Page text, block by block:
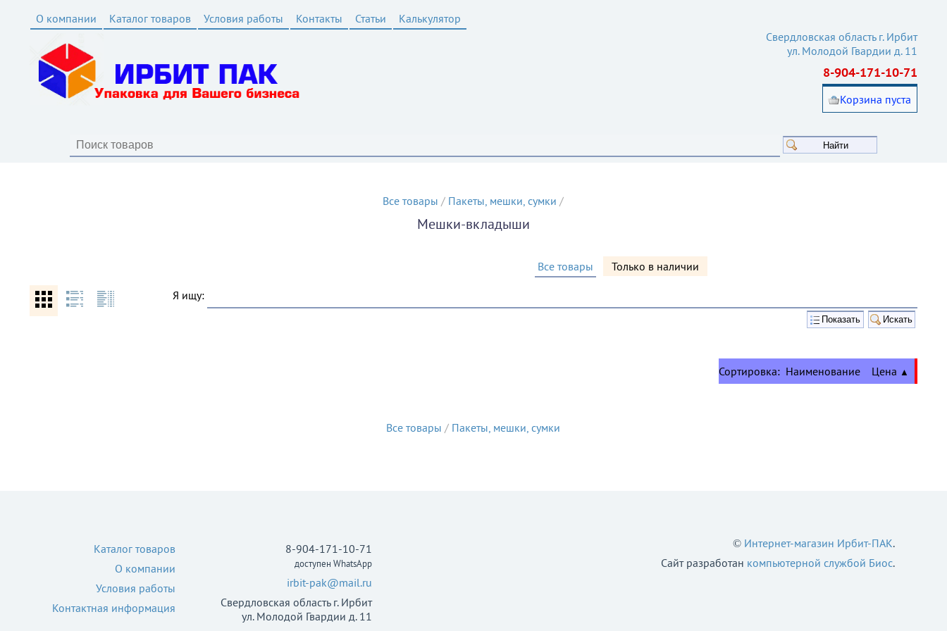
О компании Каталог товаров Условия работы Контакты Статьи
Калькулятор
Свердловская область г. Ирбит
ул. Молодой Гвардии д. 11
8-904-171-10-71
Корзина пуста
Найти
Все товары / Пакеты, мешки, сумки /
Мешки-вкладыши
Все товары Только в наличии
Я ищу:
Сортировка: Наименование Цена ▲
Все товары / Пакеты, мешки, сумки
Каталог товаров
О компании
Условия работы
Контактная информация
8-904-171-10-71
доступен WhatsApp
irbit-pak@mail.ru
Свердловская область г. Ирбит
ул. Молодой Гвардии д. 11
© Интернет-магазин Ирбит-ПАК.
Сайт разработан компьютерной службой Биос.